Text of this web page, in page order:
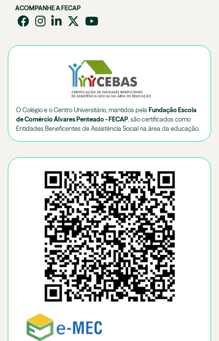
ACOMPANHE A FECAP
O Colégio e o Centro Universitário, mantidos pela Fundação Escola
de Comércio Álvares Penteado - FECAP , são certificados como
Entidades Beneficentes de Assistência Social na área da educação.